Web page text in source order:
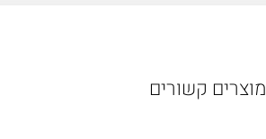
מוצרים קשורים